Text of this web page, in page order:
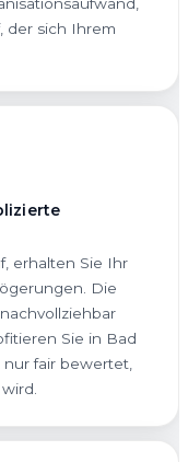
der sich Ihrem
erhalten Sie Ihr
Die
Sie in Bad
fair bewertet,